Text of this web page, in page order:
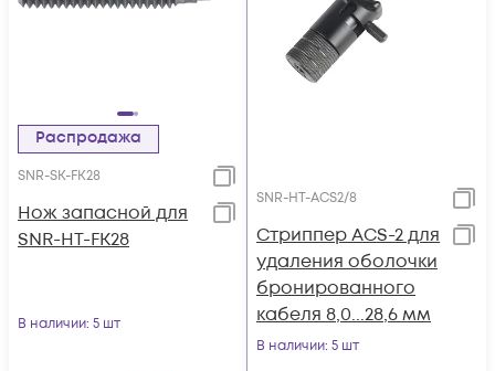
Распродажа
SNR-SK-FK28
Нож запасной для
SNR-HT-FK28
В наличии: 5 шт
SNR-HT-ACS2/8
Стриппер ACS-2 для
удаления оболочки
бронированного
кабеля 8,0...28,6 мм
В наличии: 5 шт